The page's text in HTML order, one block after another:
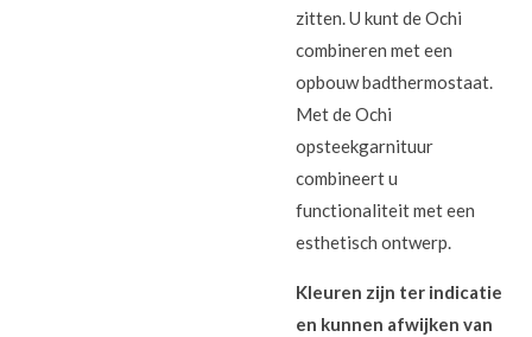
zitten. U kunt de Ochi
combineren met een
opbouw badthermostaat.
Met de Ochi
opsteekgarnituur
combineert u
functionaliteit met een
esthetisch ontwerp.
Kleuren zijn ter indicatie
en kunnen afwijken van